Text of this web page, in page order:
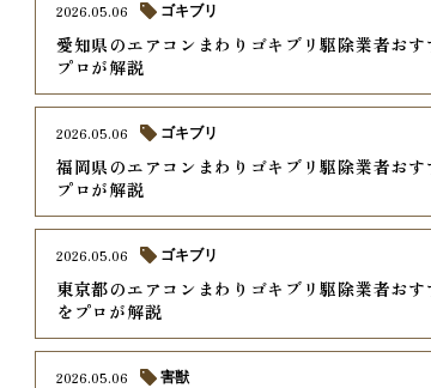
愛知県のエアコンまわりゴキブリ駆除業者お
プロが解説
2026.05.06 ゴキブリ
福岡県のエアコンまわりゴキブリ駆除業者お
プロが解説
2026.05.06 ゴキブリ
東京都のエアコンまわりゴキブリ駆除業者お
をプロが解説
2026.05.06 ゴキブリ
2026.05.06 害獣